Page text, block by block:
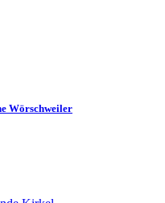
Wörschweiler